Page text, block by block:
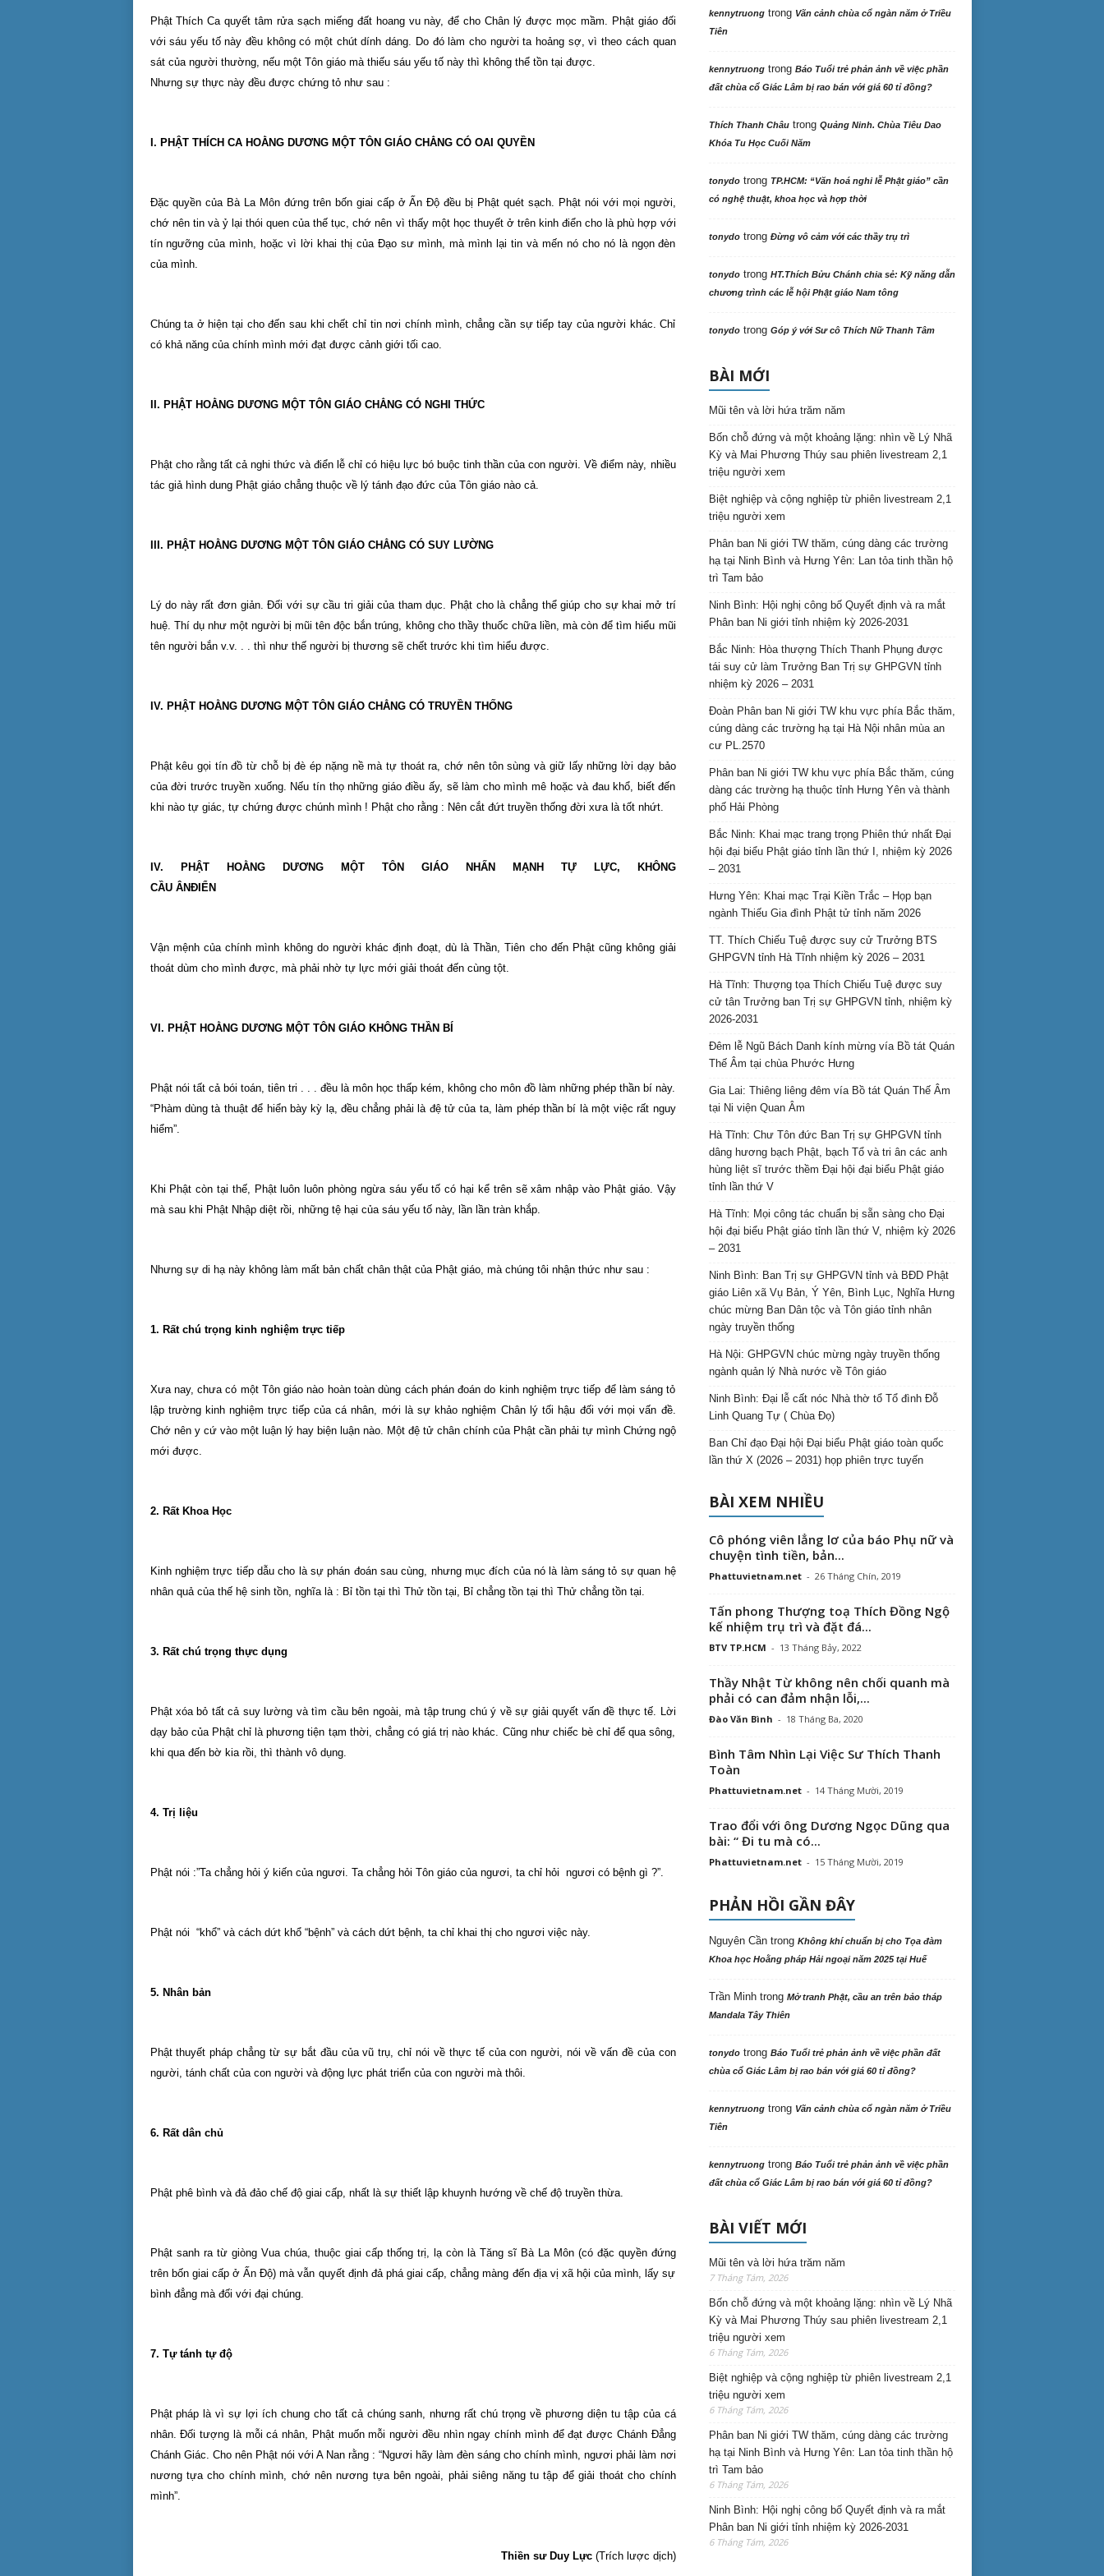
Phật Thích Ca quyết tâm rửa sạch miếng đất hoang vu này, để cho Chân lý được mọc mầm. Phật giáo đối
với sáu yếu tố này đều không có một chút dính dáng. Do đó làm cho người ta hoảng sợ, vì theo cách quan
sát của người thường, nếu một Tôn giáo mà thiếu sáu yếu tố này thì không thể tồn tại được.
Nhưng sự thực này đều được chứng tỏ như sau :
I. PHẬT THÍCH CA HOẰNG DƯƠNG MỘT TÔN GIÁO CHẲNG CÓ OAI QUYỀN
Đặc quyền của Bà La Môn đứng trên bốn giai cấp ở Ấn Độ đều bị Phật quét sạch. Phật nói với mọi người,
chớ nên tin và ỷ lại thói quen của thế tục, chớ nên vì thấy một học thuyết ở trên kinh điển cho là phù hợp với
tín ngưỡng của mình, hoặc vì lời khai thị của Đạo sư mình, mà mình lại tin và mến nó cho nó là ngọn đèn
của mình.
Chúng ta ở hiện tại cho đến sau khi chết chỉ tin nơi chính mình, chẳng cần sự tiếp tay của người khác. Chỉ
có khả năng của chính mình mới đạt được cảnh giới tối cao.
II. PHẬT HOẰNG DƯƠNG MỘT TÔN GIÁO CHẲNG CÓ NGHI THỨC
Phật cho rằng tất cả nghi thức và điển lễ chỉ có hiệu lực bó buộc tinh thần của con người. Về điểm này, nhiều
tác giả hình dung Phật giáo chẳng thuộc về lý tánh đạo đức của Tôn giáo nào cả.
III. PHẬT HOẰNG DƯƠNG MỘT TÔN GIÁO CHẲNG CÓ SUY LƯỜNG
Lý do này rất đơn giản. Đối với sự cầu tri giải của tham dục. Phật cho là chẳng thể giúp cho sự khai mở trí
huệ. Thí dụ như một người bị mũi tên độc bắn trúng, không cho thầy thuốc chữa liền, mà còn để tìm hiểu mũi
tên người bắn v.v. . . thì như thế người bị thương sẽ chết trước khi tìm hiểu được.
IV. PHẬT HOẰNG DƯƠNG MỘT TÔN GIÁO CHẲNG CÓ TRUYỀN THỐNG
Phật kêu gọi tín đồ từ chỗ bị đè ép nặng nề mà tự thoát ra, chớ nên tôn sùng và giữ lấy những lời dạy bảo
của đời trước truyền xuống. Nếu tín thọ những giáo điều ấy, sẽ làm cho mình mê hoặc và đau khổ, biết đến
khi nào tự giác, tự chứng được chúnh mình ! Phật cho rằng : Nên cắt đứt truyền thống đời xưa là tốt nhứt.
IV. PHẬT HOẰNG DƯƠNG MỘT TÔN GIÁO NHẤN MẠNH TỰ LỰC, KHÔNG
CẦU ÂNĐIỂN
Vận mệnh của chính mình không do người khác định đoạt, dù là Thần, Tiên cho đến Phật cũng không giải
thoát dùm cho mình được, mà phải nhờ tự lực mới giải thoát đến cùng tột.
VI. PHẬT HOẰNG DƯƠNG MỘT TÔN GIÁO KHÔNG THẦN BÍ
Phật nói tất cả bói toán, tiên tri . . . đều là môn học thấp kém, không cho môn đồ làm những phép thần bí này.
“Phàm dùng tà thuật để hiển bày kỳ lạ, đều chẳng phải là đệ tử của ta, làm phép thần bí là một việc rất nguy
hiểm”.
Khi Phật còn tại thế, Phật luôn luôn phòng ngừa sáu yếu tố có hại kể trên sẽ xâm nhập vào Phật giáo. Vậy
mà sau khi Phật Nhập diệt rồi, những tệ hại của sáu yếu tố này, lần lần tràn khắp.
Nhưng sự di hạ này không làm mất bản chất chân thật của Phật giáo, mà chúng tôi nhận thức như sau :
1. Rất chú trọng kinh nghiệm trực tiếp
Xưa nay, chưa có một Tôn giáo nào hoàn toàn dùng cách phán đoán do kinh nghiệm trực tiếp để làm sáng tỏ
lập trường kinh nghiệm trực tiếp của cá nhân, mới là sự khảo nghiệm Chân lý tối hậu đối với mọi vấn đề.
Chớ nên y cứ vào một luận lý hay biện luận nào. Một đệ tử chân chính của Phật cần phải tự mình Chứng ngộ
mới được.
2. Rất Khoa Học
Kinh nghiệm trực tiếp dẫu cho là sự phán đoán sau cùng, nhưng mục đích của nó là làm sáng tỏ sự quan hệ
nhân quả của thế hệ sinh tồn, nghĩa là : Bỉ tồn tại thì Thử tồn tại, Bỉ chẳng tồn tại thì Thử chẳng tồn tại.
3. Rất chú trọng thực dụng
Phật xóa bỏ tất cả suy lường và tìm cầu bên ngoài, mà tập trung chú ý về sự giải quyết vấn đề thực tế. Lời
dạy bảo của Phật chỉ là phương tiện tạm thời, chẳng có giá trị nào khác. Cũng như chiếc bè chỉ để qua sông,
khi qua đến bờ kia rồi, thì thành vô dụng.
4. Trị liệu
Phật nói :”Ta chẳng hỏi ý kiến của ngươi. Ta chẳng hỏi Tôn giáo của ngươi, ta chỉ hỏi ngươi có bệnh gì ?”.
Phật nói “khổ” và cách dứt khổ “bệnh” và cách dứt bệnh, ta chỉ khai thị cho ngươi việc này.
5. Nhân bản
Phật thuyết pháp chẳng từ sự bắt đầu của vũ trụ, chỉ nói về thực tế của con người, nói về vấn đề của con
người, tánh chất của con người và động lực phát triển của con người mà thôi.
6. Rất dân chủ
Phật phê bình và đả đảo chế độ giai cấp, nhất là sự thiết lập khuynh hướng về chế độ truyền thừa.
Phật sanh ra từ giòng Vua chúa, thuộc giai cấp thống trị, lạ còn là Tăng sĩ Bà La Môn (có đặc quyền đứng
trên bốn giai cấp ở Ấn Độ) mà vẫn quyết định đả phá giai cấp, chẳng màng đến địa vị xã hội của mình, lấy sự
bình đẳng mà đối với đại chúng.
7. Tự tánh tự độ
Phật pháp là vì sự lợi ích chung cho tất cả chúng sanh, nhưng rất chú trọng về phương diện tu tập của cá
nhân. Đối tượng là mỗi cá nhân, Phật muốn mỗi người đều nhìn ngay chính mình để đạt được Chánh Đẳng
Chánh Giác. Cho nên Phật nói với A Nan rằng : “Ngươi hãy làm đèn sáng cho chính mình, ngươi phải làm nơi
nương tựa cho chính mình, chớ nên nương tựa bên ngoài, phải siêng năng tu tập để giải thoát cho chính
mình”.
Thiền sư Duy Lực(Trích lược dịch)
kennytruongtrong Vãn cảnh chùa cổ ngàn năm ở Triều
Tiên
kennytruongtrong Báo Tuổi trẻ phản ảnh về việc phần
đất chùa cổ Giác Lâm bị rao bán với giá 60 tỉ đồng?
Thích Thanh Châutrong Quảng Ninh. Chùa Tiêu Dao
Khóa Tu Học Cuối Năm
tonydotrong TP.HCM: “Văn hoá nghi lễ Phật giáo” cần
có nghệ thuật, khoa học và hợp thời
tonydotrong Đừng vô cảm với các thầy trụ trì
tonydotrong HT.Thích Bửu Chánh chia sẻ: Kỹ năng dẫn
chương trình các lễ hội Phật giáo Nam tông
tonydotrong Góp ý với Sư cô Thích Nữ Thanh Tâm
BÀI MỚI
Mũi tên và lời hứa trăm năm
Bốn chỗ đứng và một khoảng lặng: nhìn về Lý Nhã
Kỳ và Mai Phương Thúy sau phiên livestream 2,1
triệu người xem
Biệt nghiệp và cộng nghiệp từ phiên livestream 2,1
triệu người xem
Phân ban Ni giới TW thăm, cúng dàng các trường
hạ tại Ninh Bình và Hưng Yên: Lan tỏa tinh thần hộ
trì Tam bảo
Ninh Bình: Hội nghị công bố Quyết định và ra mắt
Phân ban Ni giới tỉnh nhiệm kỳ 2026-2031
Bắc Ninh: Hòa thượng Thích Thanh Phụng được
tái suy cử làm Trưởng Ban Trị sự GHPGVN tỉnh
nhiệm kỳ 2026 – 2031
Đoàn Phân ban Ni giới TW khu vực phía Bắc thăm,
cúng dàng các trường hạ tại Hà Nội nhân mùa an
cư PL.2570
Phân ban Ni giới TW khu vực phía Bắc thăm, cúng
dàng các trường hạ thuộc tỉnh Hưng Yên và thành
phố Hải Phòng
Bắc Ninh: Khai mạc trang trọng Phiên thứ nhất Đại
hội đại biểu Phật giáo tỉnh lần thứ I, nhiệm kỳ 2026
– 2031
Hưng Yên: Khai mạc Trại Kiền Trắc – Họp bạn
ngành Thiếu Gia đình Phật tử tỉnh năm 2026
TT. Thích Chiếu Tuệ được suy cử Trưởng BTS
GHPGVN tỉnh Hà Tĩnh nhiệm kỳ 2026 – 2031
Hà Tĩnh: Thượng tọa Thích Chiếu Tuệ được suy
cử tân Trưởng ban Trị sự GHPGVN tỉnh, nhiệm kỳ
2026-2031
Đêm lễ Ngũ Bách Danh kính mừng vía Bồ tát Quán
Thế Âm tại chùa Phước Hưng
Gia Lai: Thiêng liêng đêm vía Bồ tát Quán Thế Âm
tại Ni viện Quan Âm
Hà Tĩnh: Chư Tôn đức Ban Trị sự GHPGVN tỉnh
dâng hương bạch Phật, bạch Tổ và tri ân các anh
hùng liệt sĩ trước thềm Đại hội đại biểu Phật giáo
tỉnh lần thứ V
Hà Tĩnh: Mọi công tác chuẩn bị sẵn sàng cho Đại
hội đại biểu Phật giáo tỉnh lần thứ V, nhiệm kỳ 2026
– 2031
Ninh Bình: Ban Trị sự GHPGVN tỉnh và BĐD Phật
giáo Liên xã Vụ Bản, Ý Yên, Bình Lục, Nghĩa Hưng
chúc mừng Ban Dân tộc và Tôn giáo tỉnh nhân
ngày truyền thống
Hà Nội: GHPGVN chúc mừng ngày truyền thống
ngành quản lý Nhà nước về Tôn giáo
Ninh Bình: Đại lễ cất nóc Nhà thờ tổ Tổ đình Đỗ
Linh Quang Tự ( Chùa Đọ)
Ban Chỉ đạo Đại hội Đại biểu Phật giáo toàn quốc
lần thứ X (2026 – 2031) họp phiên trực tuyến
BÀI XEM NHIỀU
Cô phóng viên lẳng lơ của báo Phụ nữ và
chuyện tình tiền, bản...
Phattuvietnam.net - 26 Tháng Chín, 2019
Tấn phong Thượng toạ Thích Đồng Ngộ
kế nhiệm trụ trì và đặt đá...
BTV TP.HCM - 13 Tháng Bảy, 2022
Thầy Nhật Từ không nên chối quanh mà
phải có can đảm nhận lỗi,...
Đào Văn Bình - 18 Tháng Ba, 2020
Bình Tâm Nhìn Lại Việc Sư Thích Thanh
Toàn
Phattuvietnam.net - 14 Tháng Mười, 2019
Trao đổi với ông Dương Ngọc Dũng qua
bài: “ Đi tu mà có...
Phattuvietnam.net - 15 Tháng Mười, 2019
PHẢN HỒI GẦN ĐÂY
Nguyên Cầntrong Không khí chuẩn bị cho Tọa đàm
Khoa học Hoằng pháp Hải ngoại năm 2025 tại Huế
Trần Minhtrong Mở tranh Phật, cầu an trên bảo tháp
Mandala Tây Thiên
tonydotrong Báo Tuổi trẻ phản ảnh về việc phần đất
chùa cổ Giác Lâm bị rao bán với giá 60 tỉ đồng?
kennytruongtrong Vãn cảnh chùa cổ ngàn năm ở Triều
Tiên
kennytruongtrong Báo Tuổi trẻ phản ảnh về việc phần
đất chùa cổ Giác Lâm bị rao bán với giá 60 tỉ đồng?
BÀI VIẾT MỚI
Mũi tên và lời hứa trăm năm
7 Tháng Tám, 2026
Bốn chỗ đứng và một khoảng lặng: nhìn về Lý Nhã
Kỳ và Mai Phương Thúy sau phiên livestream 2,1
triệu người xem
6 Tháng Tám, 2026
Biệt nghiệp và cộng nghiệp từ phiên livestream 2,1
triệu người xem
6 Tháng Tám, 2026
Phân ban Ni giới TW thăm, cúng dàng các trường
hạ tại Ninh Bình và Hưng Yên: Lan tỏa tinh thần hộ
trì Tam bảo
6 Tháng Tám, 2026
Ninh Bình: Hội nghị công bố Quyết định và ra mắt
Phân ban Ni giới tỉnh nhiệm kỳ 2026-2031
6 Tháng Tám, 2026